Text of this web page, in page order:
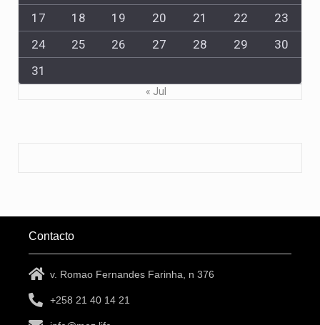
17
18 19 20 21 22
23
24
25 26 27 28 29
30
31
« Jul
Contacto
v. Romao Fernandes Farinha, n 376
+258 21 40 14 21